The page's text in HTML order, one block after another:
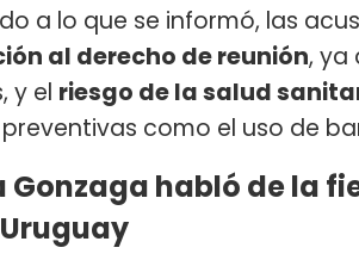
a lo que se informó, las
al derecho de reunión, ya
y el riesgo de la salud
como el uso de
Gonzaga habló de la